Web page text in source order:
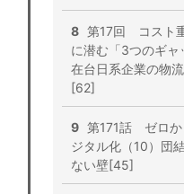
8 第17回 コスト
に潜む「3つのギャ
在台日系企業の物
[62]
9 第171話 ゼロか
ジタル化（10）団
ない壁[45]